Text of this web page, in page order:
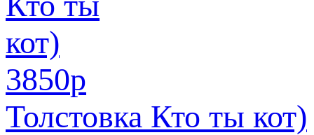
3850p
Толстовка Кто ты кот)